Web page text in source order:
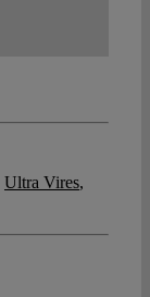
Ultra Vires,